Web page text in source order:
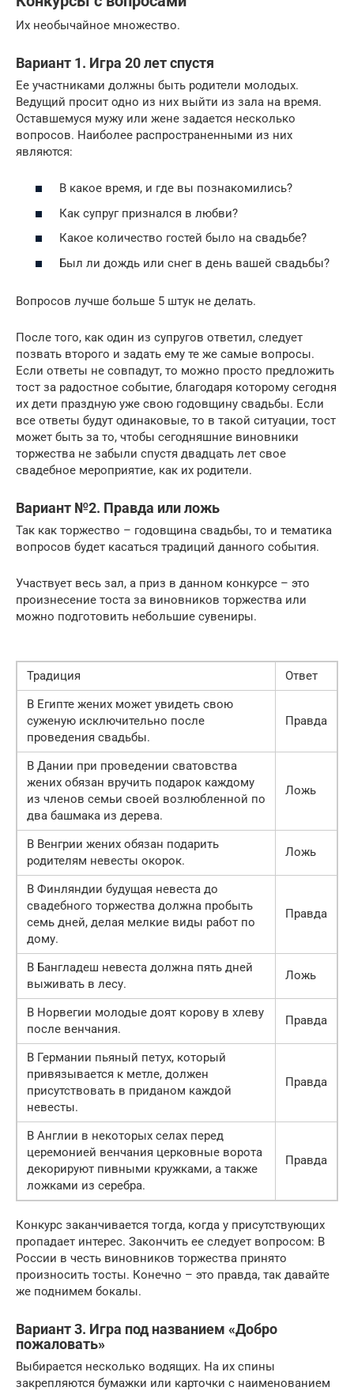
Их необычайное множество.
Вариант 1. Игра 20 лет спустя
Ее участниками должны быть родители молодых.
Ведущий просит одно из них выйти из зала на время.
Оставшемуся мужу или жене задается несколько
вопросов. Наиболее распространенными из них
являются:
В какое время, и где вы познакомились?
Как супруг признался в любви?
Какое количество гостей было на свадьбе?
Был ли дождь или снег в день вашей свадьбы?
Вопросов лучше больше 5 штук не делать.
После того, как один из супругов ответил, следует
позвать второго и задать ему те же самые вопросы.
Если ответы не совпадут, то можно просто предложить
тост за радостное событие, благодаря которому сегодня
их дети праздную уже свою годовщину свадьбы. Если
все ответы будут одинаковые, то в такой ситуации, тост
может быть за то, чтобы сегодняшние виновники
торжества не забыли спустя двадцать лет свое
свадебное мероприятие, как их родители.
Вариант №2. Правда или ложь
Так как торжество – годовщина свадьбы, то и тематика
вопросов будет касаться традиций данного события.
Участвует весь зал, а приз в данном конкурсе – это
произнесение тоста за виновников торжества или
можно подготовить небольшие сувениры.
Традиция
Ответ
В Египте жених может увидеть свою
суженую исключительно после
проведения свадьбы.
Правда
В Дании при проведении сватовства
жених обязан вручить подарок каждому
из членов семьи своей возлюбленной по
два башмака из дерева.
Ложь
В Венгрии жених обязан подарить
родителям невесты окорок.
Ложь
В Финляндии будущая невеста до
свадебного торжества должна пробыть
семь дней, делая мелкие виды работ по
дому.
Правда
В Бангладеш невеста должна пять дней
выживать в лесу.
Ложь
В Норвегии молодые доят корову в хлеву
после венчания.
Правда
В Германии пьяный петух, который
привязывается к метле, должен
присутствовать в приданом каждой
невесты.
Правда
В Англии в некоторых селах перед
церемонией венчания церковные ворота
декорируют пивными кружками, а также
ложками из серебра.
Правда
Конкурс заканчивается тогда, когда у присутствующих
пропадает интерес. Закончить ее следует вопросом: В
России в честь виновников торжества принято
произносить тосты. Конечно – это правда, так давайте
же поднимем бокалы.
Вариант 3. Игра под названием «Добро
пожаловать»
Выбирается несколько водящих. На их спины
закрепляются бумажки или карточки с наименованием